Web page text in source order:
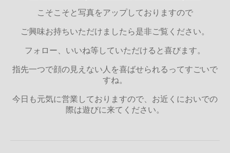
こそこそと写真をアップしておりますので
ご興味お持ちいただけましたら是非ご覧ください。
フォロー、いいね等していただけると喜びます。
指先一つで顔の見えない人を喜ばせられるってすごいで
すね。
今日も元気に営業しておりますので、お近くにおいでの
際は遊びに来てください。